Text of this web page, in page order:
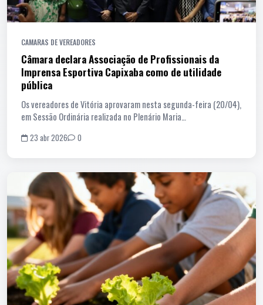
CAMARAS DE VEREADORES
Câmara declara Associação de Profissionais da
Imprensa Esportiva Capixaba como de utilidade
pública
Os vereadores de Vitória aprovaram nesta segunda-feira (20/04),
em Sessão Ordinária realizada no Plenário Maria…
23 abr 2026 0